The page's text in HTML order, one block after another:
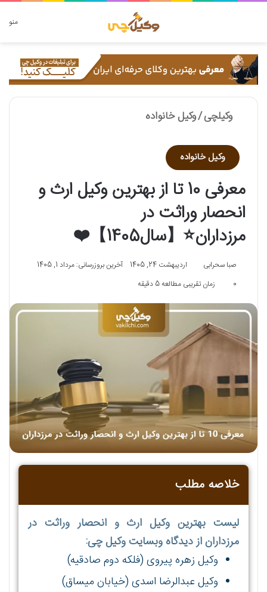
منو دنبال چه چیزی هستید؟
وکیلچی/وکیل خانواده
وکیل خانواده
معرفی 10 تا از بهترین وکیل ارث و
انحصار وراثت در
مرزداران⭐【سال1405】❤️
صبا سحرابی اردیبهشت 24, 1405
آخرین بروزرسانی: مرداد 1, 1405
0
زمان تقریبی مطالعه 5 دقیقه
خلاصه مطلب
لیست بهترین وکیل ارث و انحصار وراثت در
مرزداران از دیدگاه وبسایت وکیل چی:
وکیل زهره پیروی (فلکه دوم صادقیه)
وکیل عبدالرضا اسدی (خیابان میساق)